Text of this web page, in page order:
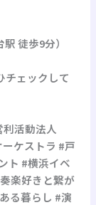
徒歩9分）
チェックして
活動法人
ケストラ #戸
ト #横浜イベ
楽好きと繋が
る暮らし #演